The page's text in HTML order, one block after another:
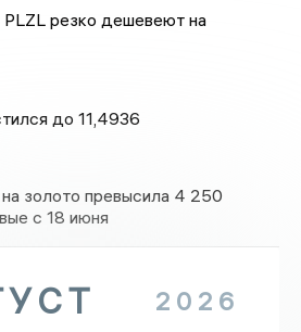
резко дешевеют на
до 11,4936
золото превысила 4 250
с 18 июня
2026